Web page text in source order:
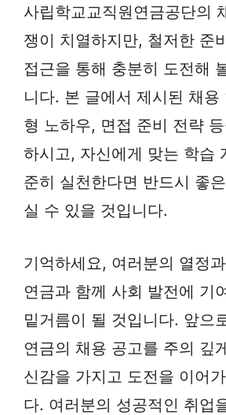
사립학교교직원연금공단의
쟁이 치열하지만, 철저한 준
접근을 통해 충분히 도전해
니다. 본 글에서 제시된 채용
형 노하우, 면접 준비 전략
하시고, 자신에게 맞는 학습
준히 실천한다면 반드시 좋
실 수 있을 것입니다.
기억하세요, 여러분의 열정
연금과 함께 사회 발전에 기
밑거름이 될 것입니다. 앞으
연금의 채용 공고를 주의 깊
신감을 가지고 도전을 이어
다. 여러분의 성공적인 취업